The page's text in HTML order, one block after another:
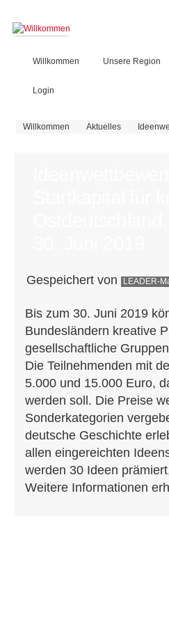
Willkommen Unsere Region
Login
Sie sind hier
Willkommen Aktuelles
Gespeichert von LEADER-
Bis zum 30. Juni 2019
Bundesländern kreative
gesellschaftliche
Die Teilnehmenden mit
5.000 und 15.000 Euro,
werden soll. Die Preise
Sonderkategorien
deutsche Geschichte
allen eingereichten
werden 30 Ideen
Weitere Informationen